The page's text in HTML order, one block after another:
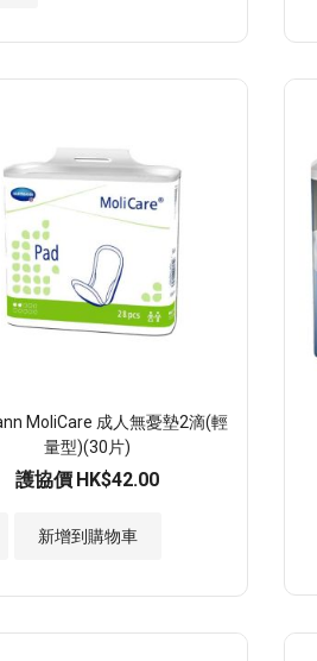
至
望
單
MoliCare 成人無憂墊2滴(輕
量型)(30片)
護協價 HK$42.00
新增到購物車